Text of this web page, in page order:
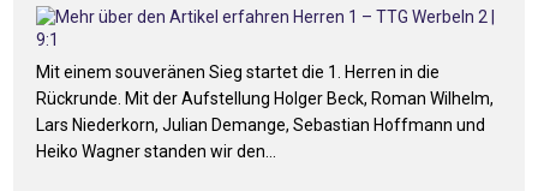
Mit einem souveränen Sieg startet die 1. Herren in die
Rückrunde. Mit der Aufstellung Holger Beck, Roman Wilhelm,
Lars Niederkorn, Julian Demange, Sebastian Hoffmann und
Heiko Wagner standen wir den…